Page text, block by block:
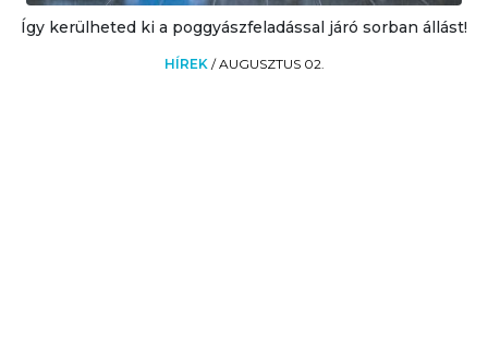
Így kerülheted ki a poggyászfeladással járó sorban állást!
HÍREK /AUGUSZTUS 02.